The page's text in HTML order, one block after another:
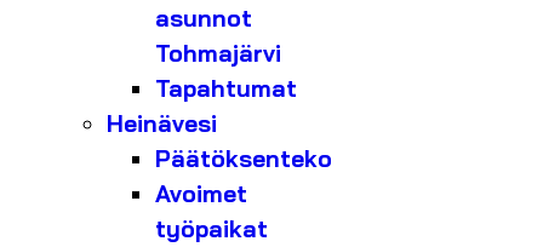
asunnot
Tohmajärvi
Tapahtumat
Heinävesi
Päätöksenteko
Avoimet
työpaikat